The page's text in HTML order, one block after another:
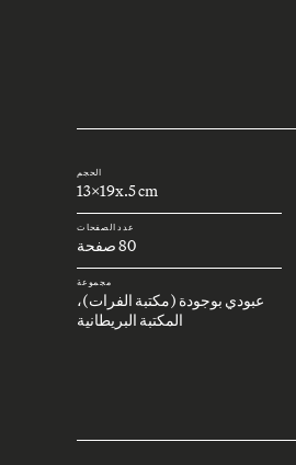
الحجم
13x19x.5 cm
عدد الصفحات
80 صفحة
مجموعة
عبودي بوجودة (مكتبة الفرات)،
المكتبة البريطانية